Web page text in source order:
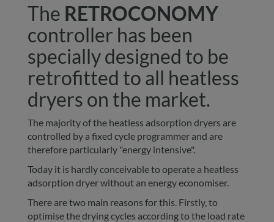
The RETROCONOMY
controller has been
specially designed to be
retrofitted to all heatless
dryers on the market.
The majority of the heatless adsorption dryers are
controlled by a fixed cycle programmer and are
therefore particularly "energy intensive".
Today it is hardly conceivable to operate a heatless
adsorption dryer without an energy economiser.
There are two main reasons for this. Firstly, to
optimise the drying cycles according to the load rate